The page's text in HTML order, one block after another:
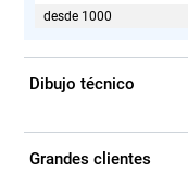
desde 1000
Dibujo técnico
Grandes clientes